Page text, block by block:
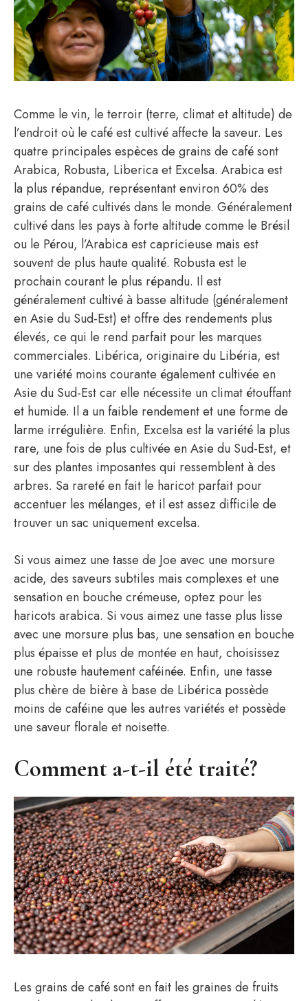
Comme le vin, le terroir (terre, climat et altitude) de
l’endroit où le café est cultivé affecte la saveur. Les
quatre principales espèces de grains de café sont
Arabica, Robusta, Liberica et Excelsa. Arabica est
la plus répandue, représentant environ 60% des
grains de café cultivés dans le monde. Généralement
cultivé dans les pays à forte altitude comme le Brésil
ou le Pérou, l’Arabica est capricieuse mais est
souvent de plus haute qualité. Robusta est le
prochain courant le plus répandu. Il est
généralement cultivé à basse altitude (généralement
en Asie du Sud-Est) et offre des rendements plus
élevés, ce qui le rend parfait pour les marques
commerciales. Libérica, originaire du Libéria, est
une variété moins courante également cultivée en
Asie du Sud-Est car elle nécessite un climat étouffant
et humide. Il a un faible rendement et une forme de
larme irrégulière. Enfin, Excelsa est la variété la plus
rare, une fois de plus cultivée en Asie du Sud-Est, et
sur des plantes imposantes qui ressemblent à des
arbres. Sa rareté en fait le haricot parfait pour
accentuer les mélanges, et il est assez difficile de
trouver un sac uniquement excelsa.
Si vous aimez une tasse de Joe avec une morsure
acide, des saveurs subtiles mais complexes et une
sensation en bouche crémeuse, optez pour les
haricots arabica. Si vous aimez une tasse plus lisse
avec une morsure plus bas, une sensation en bouche
plus épaisse et plus de montée en haut, choisissez
une robuste hautement caféinée. Enfin, une tasse
plus chère de bière à base de Libérica possède
moins de caféine que les autres variétés et possède
une saveur florale et noisette.
Comment a-t-il été traité?
Les grains de café sont en fait les graines de fruits